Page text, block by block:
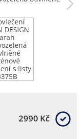
2990 Kč